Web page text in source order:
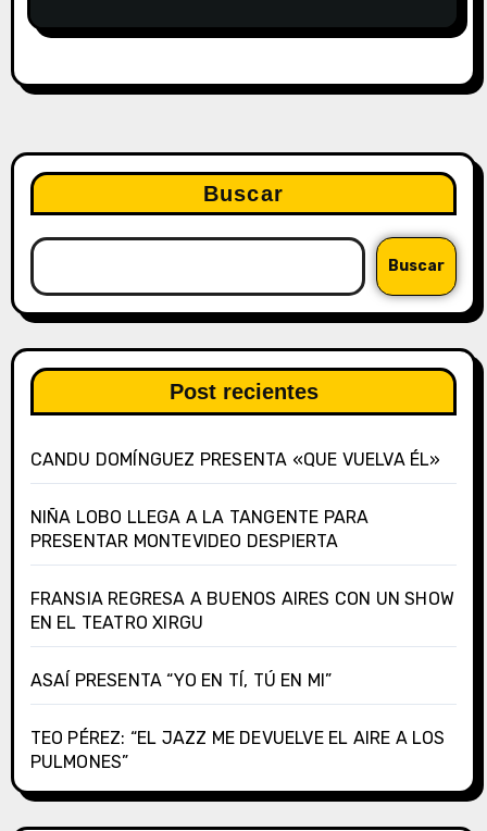
Buscar
Buscar
Post recientes
CANDU DOMÍNGUEZ PRESENTA «QUE VUELVA ÉL»
NIÑA LOBO LLEGA A LA TANGENTE PARA
PRESENTAR MONTEVIDEO DESPIERTA
FRANSIA REGRESA A BUENOS AIRES CON UN SHOW
EN EL TEATRO XIRGU
ASAÍ PRESENTA “YO EN TÍ, TÚ EN MI”
TEO PÉREZ: “EL JAZZ ME DEVUELVE EL AIRE A LOS
PULMONES”